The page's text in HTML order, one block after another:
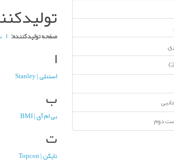
دوم
صفحه تولیدکننده: ا
ا
استنلی | Stanley
ب
بی ام آی | BMI
ت
تاپکن | Topcon